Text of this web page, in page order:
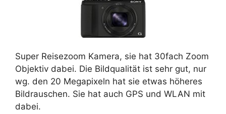
Super Reisezoom Kamera, sie hat 30fach Zoom
Objektiv dabei. Die Bildqualität ist sehr gut, nur
wg. den 20 Megapixeln hat sie etwas höheres
Bildrauschen. Sie hat auch GPS und WLAN mit
dabei.